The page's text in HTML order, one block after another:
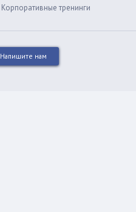
Корпоративные тренинги
Напишите нам